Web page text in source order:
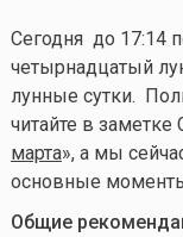
Сегодня до 17:14
четырнадцатый
лунные сутки.
читайте в заметке
марта», а мы
основные
Общие